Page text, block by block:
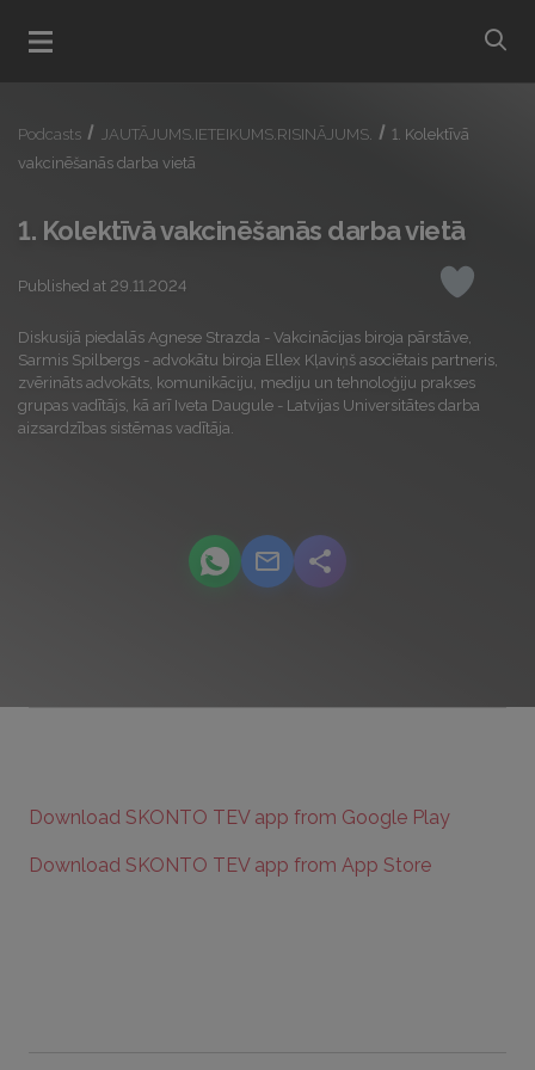
Open menu
Podcasts JAUTĀJUMS.IETEIKUMS.RISINĀJUMS.
1. Kolektīvā
vakcinēšanās darba vietā
1. Kolektīvā vakcinēšanās darba vietā
Published at 29.11.2024 Like
Diskusijā piedalās Agnese Strazda - Vakcinācijas biroja pārstāve,
Sarmis Spilbergs - advokātu biroja Ellex Kļaviņš asociētais partneris,
zvērināts advokāts, komunikāciju, mediju un tehnoloģiju prakses
grupas vadītājs, kā arī Iveta Daugule - Latvijas Universitātes darba
aizsardzības sistēmas vadītāja.
podcast.share-title WhatsApp
podcast.share-title Email
podcast.share-title
Download SKONTO TEV app from Google Play
Download SKONTO TEV app from App Store